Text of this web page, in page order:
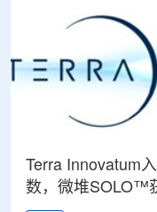
Terra Innovatum
数，微堆SOLO™